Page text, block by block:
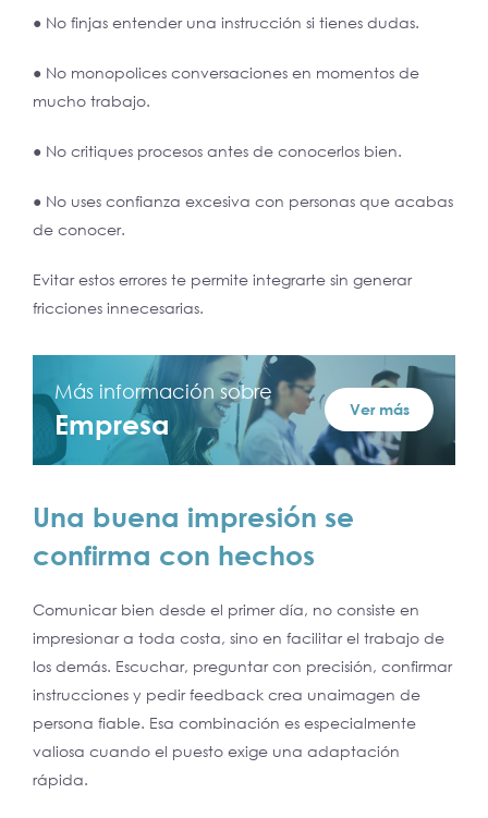
● No finjas entender una instrucción si tienes dudas.
● No monopolices conversaciones en momentos de
mucho trabajo.
● No critiques procesos antes de conocerlos bien.
● No uses confianza excesiva con personas que acabas
de conocer.
Evitar estos errores te permite integrarte sin generar
fricciones innecesarias.
Más información sobre
Empresa Ver más
Una buena impresión se
confirma con hechos
Comunicar bien desde el primer día, no consiste en
impresionar a toda costa, sino en facilitar el trabajo de
los demás. Escuchar, preguntar con precisión, confirmar
instrucciones y pedir feedback crea unaimagen de
persona fiable. Esa combinación es especialmente
valiosa cuando el puesto exige una adaptación
rápida.